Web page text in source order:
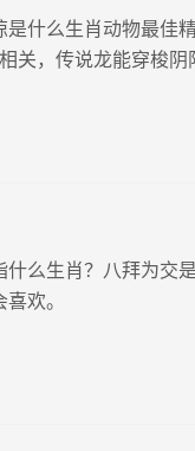
什么生肖动物最佳
关，传说龙能穿梭
么生肖？八拜为交
欢。